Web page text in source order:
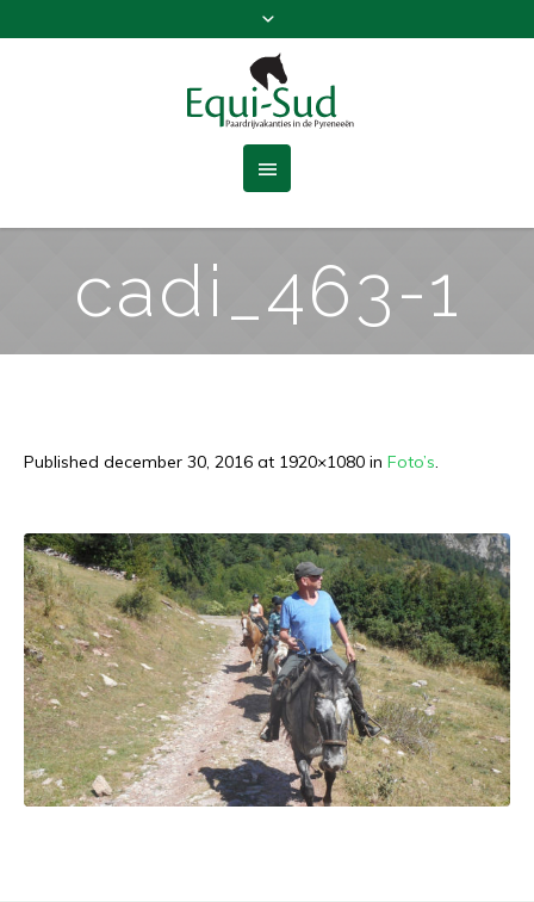
cadi_463-1
Published december 30, 2016 at 1920×1080 in Foto’s.